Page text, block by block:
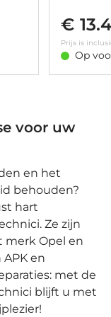
Draadloze
climate
koplampen
€
Prijs is
Op
voor uw
en het
behouden?
hart
Ze zijn
merk Opel en
en
met de
blijft u met